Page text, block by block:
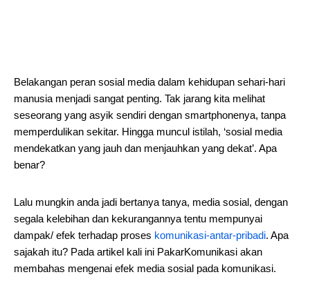
Belakangan peran sosial media dalam kehidupan sehari-hari
manusia menjadi sangat penting. Tak jarang kita melihat
seseorang yang asyik sendiri dengan smartphonenya, tanpa
memperdulikan sekitar. Hingga muncul istilah, ‘sosial media
mendekatkan yang jauh dan menjauhkan yang dekat’. Apa
benar?
Lalu mungkin anda jadi bertanya tanya, media sosial, dengan
segala kelebihan dan kekurangannya tentu mempunyai
dampak/ efek terhadap proses komunikasi-antar-pribadi. Apa
sajakah itu? Pada artikel kali ini PakarKomunikasi akan
membahas mengenai efek media sosial pada komunikasi.